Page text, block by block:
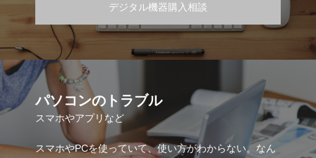
デジタル機器購入相談
パソコンのトラブル
スマホやアプリなど
スマホやPCを使っていて、使い方がわからない。なん